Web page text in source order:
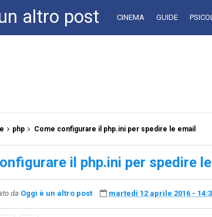
altro post CINEMA GUIDE
php Come configurare il php.ini per spedire le email
il php.ini per spedire le
da Oggi è un altro post martedì 12 aprile 2016 -